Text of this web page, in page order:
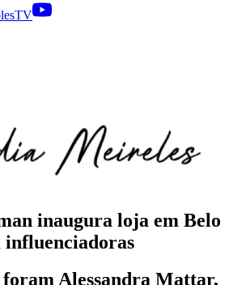
inaugura loja em Belo
Alessandra Mattar,